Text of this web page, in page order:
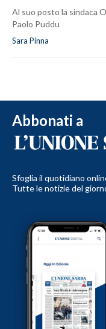
Al suo posto la sindaca
Paolo Puddu
Sara Pinna
Abbonati a
Sfoglia il quotidiano
Tutte le notizie del